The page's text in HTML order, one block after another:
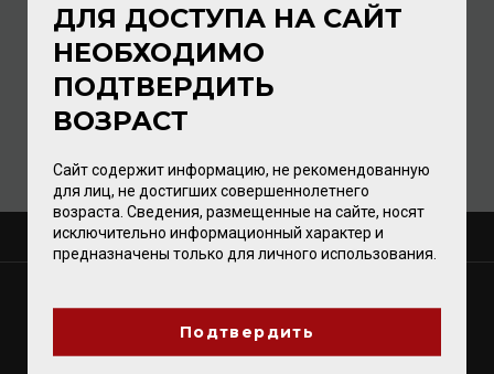
Varvaglione Spritz Bevanda Aromatizzata 0% 0,75л
Напиток/ газированный
О КОМПАНИИ
ДЛЯ ДОСТУПА НА САЙТ
НЕОБХОДИМО
ПОДТВЕРДИТЬ
ВОЗРАСТ
Сайт содержит информацию, не рекомендованную
для лиц, не достигших совершеннолетнего
возраста. Сведения, размещенные на сайте, носят
исключительно информационный характер и
предназначены только для личного использования.
Подтвердить